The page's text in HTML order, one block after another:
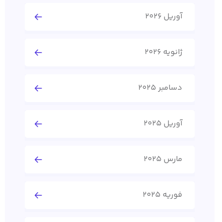
آوریل 2026
ژانویه 2026
دسامبر 2025
آوریل 2025
مارس 2025
فوریه 2025